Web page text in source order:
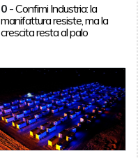
0 -Confimi Industria: la
manifattura resiste, ma la
crescita resta al palo